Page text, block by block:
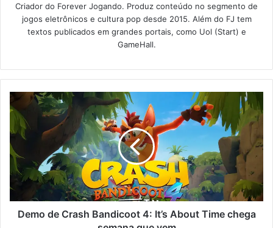
Criador do Forever Jogando. Produz conteúdo no segmento de
jogos eletrônicos e cultura pop desde 2015. Além do FJ tem
textos publicados em grandes portais, como Uol (Start) e
GameHall.
Demo de Crash Bandicoot 4: It’s About Time chega